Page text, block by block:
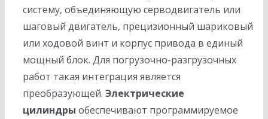
систему, объединяющую серводвигатель или
шаговый двигатель, прецизионный шариковый
или ходовой винт и корпус привода в единый
мощный блок. Для погрузочно-разгрузочных
работ такая интеграция является
преобразующей. Электрические
цилиндры обеспечивают программируемое